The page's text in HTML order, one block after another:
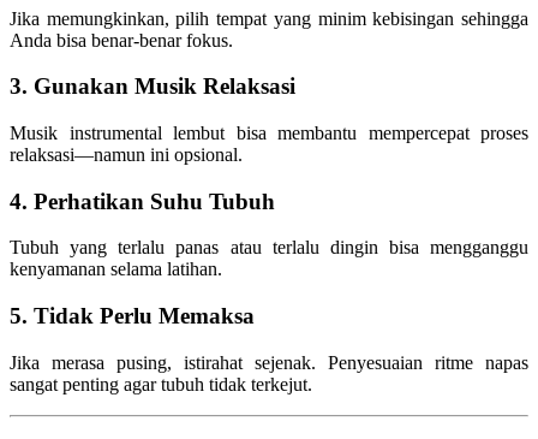
Jika memungkinkan, pilih tempat yang minim kebisingan sehingga
Anda bisa benar-benar fokus.
3. Gunakan Musik Relaksasi
Musik instrumental lembut bisa membantu mempercepat proses
relaksasi—namun ini opsional.
4. Perhatikan Suhu Tubuh
Tubuh yang terlalu panas atau terlalu dingin bisa mengganggu
kenyamanan selama latihan.
5. Tidak Perlu Memaksa
Jika merasa pusing, istirahat sejenak. Penyesuaian ritme napas
sangat penting agar tubuh tidak terkejut.